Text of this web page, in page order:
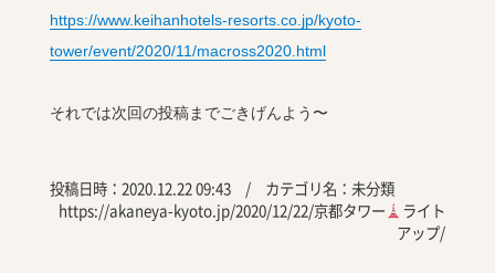
https://www.keihanhotels-resorts.co.jp/kyoto-
tower/event/2020/11/macross2020.html
それでは次回の投稿までごきげんよう〜
投稿日時：2020.12.22 09:43 / カテゴリ名： 未分類
https://akaneya-kyoto.jp/2020/12/22/京都タワー
ライト
アップ/